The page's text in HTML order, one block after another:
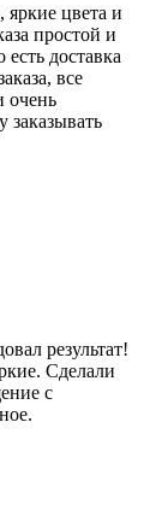
цвета и
простой и
доставка
все
очень
заказывать
результат!
Сделали
с